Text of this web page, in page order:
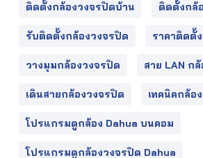
ติดตั้งกล้องวงจรปิดบ้าน ติดตั้งกล้
รับติดตั้งกล้องวงจรปิด ราคาติดตั้
วางมุมกล้องวงจรปิด สาย LAN ก
เดินสายกล้องวงจรปิด เทคนิคกล้อ
โปรแกรมดูกล้อง Dahua บนคอม
โปรแกรมดูกล้องวงจรปิด Dahua